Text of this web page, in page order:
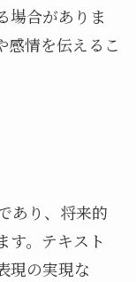
場合がありま
感情を伝えるこ
あり、将来的
す。テキスト
現の実現な